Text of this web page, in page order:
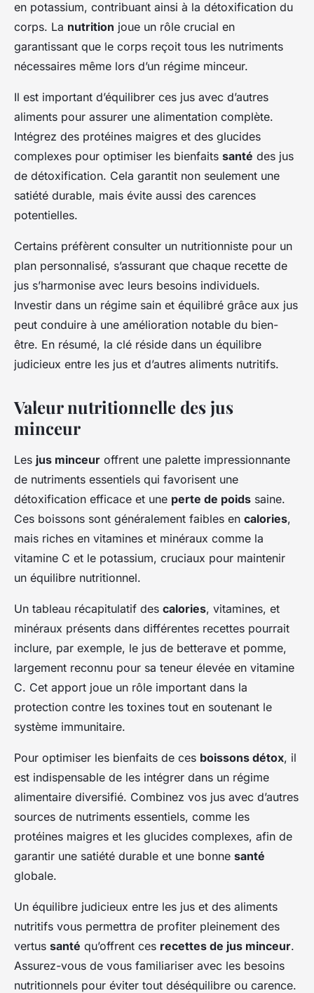
en potassium, contribuant ainsi à la détoxification du
corps. La nutrition joue un rôle crucial en
garantissant que le corps reçoit tous les nutriments
nécessaires même lors d’un régime minceur.
Il est important d’équilibrer ces jus avec d’autres
aliments pour assurer une alimentation complète.
Intégrez des protéines maigres et des glucides
complexes pour optimiser les bienfaits santé des jus
de détoxification. Cela garantit non seulement une
satiété durable, mais évite aussi des carences
potentielles.
Certains préfèrent consulter un nutritionniste pour un
plan personnalisé, s’assurant que chaque recette de
jus s’harmonise avec leurs besoins individuels.
Investir dans un régime sain et équilibré grâce aux jus
peut conduire à une amélioration notable du bien-
être. En résumé, la clé réside dans un équilibre
judicieux entre les jus et d’autres aliments nutritifs.
Valeur nutritionnelle des jus
minceur
Les jus minceur offrent une palette impressionnante
de nutriments essentiels qui favorisent une
détoxification efficace et une perte de poids saine.
Ces boissons sont généralement faibles en calories,
mais riches en vitamines et minéraux comme la
vitamine C et le potassium, cruciaux pour maintenir
un équilibre nutritionnel.
Un tableau récapitulatif des calories, vitamines, et
minéraux présents dans différentes recettes pourrait
inclure, par exemple, le jus de betterave et pomme,
largement reconnu pour sa teneur élevée en vitamine
C. Cet apport joue un rôle important dans la
protection contre les toxines tout en soutenant le
système immunitaire.
Pour optimiser les bienfaits de ces boissons détox, il
est indispensable de les intégrer dans un régime
alimentaire diversifié. Combinez vos jus avec d’autres
sources de nutriments essentiels, comme les
protéines maigres et les glucides complexes, afin de
garantir une satiété durable et une bonne santé
globale.
Un équilibre judicieux entre les jus et des aliments
nutritifs vous permettra de profiter pleinement des
vertus santé qu’offrent ces recettes de jus minceur.
Assurez-vous de vous familiariser avec les besoins
nutritionnels pour éviter tout déséquilibre ou carence.